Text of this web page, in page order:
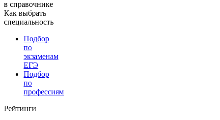
в справочнике
Как выбрать
специальность
Подбор
по
экзаменам
ЕГЭ
Подбор
по
профессиям
Рейтинги